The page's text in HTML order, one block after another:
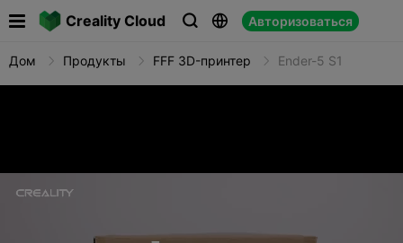
Creality Cloud   Авторизоваться

Дом Продукты FFF 3D-принтер Ender-5 S1